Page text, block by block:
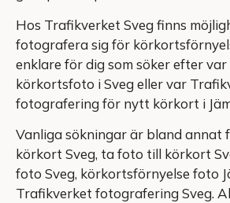
Hos Trafikverket Sveg finns
fotografera sig för
enklare för dig som söker efter
körkortsfoto i Sveg eller var
fotografering för nytt körkort i
Vanliga sökningar är bland annat
körkort Sveg, ta foto till körkort
foto Sveg, körkortsförnyelse foto
Trafikverket fotografering Sveg.